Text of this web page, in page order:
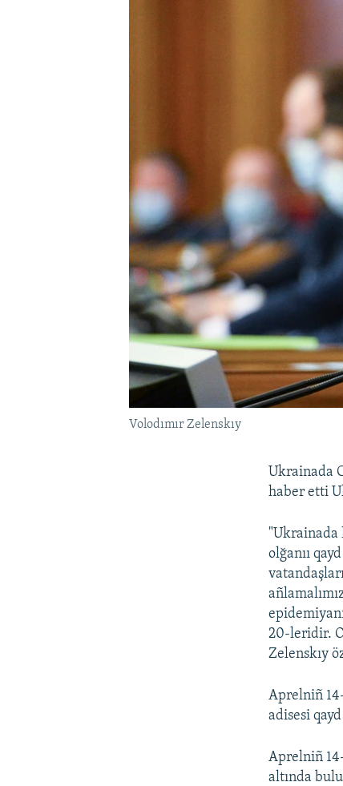
Volodımır Zelenskıy
Ukrainada
haber etti
"Ukrainada
olğanıı
20-leridir.
Zelenskıy
Aprelniñ
adisesi
Aprelniñ
altında